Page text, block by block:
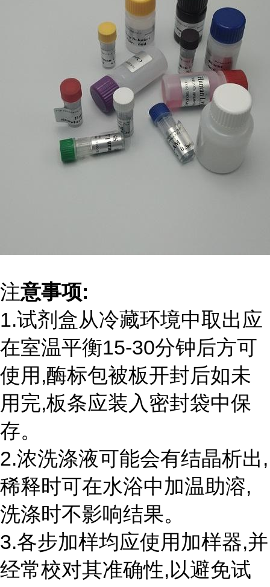
注意事项:
1.试剂盒从冷藏环境中取出应
在室温平衡15-30分钟后方可
使用,酶标包被板开封后如未
用完,板条应装入密封袋中保
存。
2.浓洗涤液可能会有结晶析出,
稀释时可在水浴中加温助溶,
洗涤时不影响结果。
3.各步加样均应使用加样器,并
经常校对其准确性,以避免试